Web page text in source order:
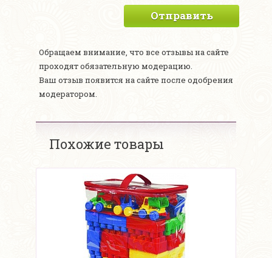
Отправить
Обращаем внимание, что все отзывы на сайте
проходят обязательную модерацию.
Ваш отзыв появится на сайте после одобрения
модератором.
Похожие товары